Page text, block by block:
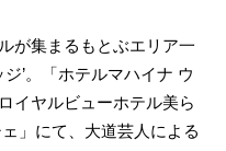
が集まるもとぶエリア一
’。「ホテルマハイナ ウ
イヤルビューホテル美ら
」にて、大道芸人による